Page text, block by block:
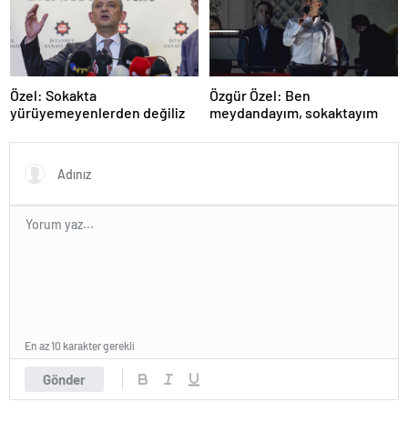
Özel: Sokakta
yürüyemeyenlerden değiliz
Özgür Özel: Ben
meydandayım, sokaktayım
Gönder
En az 10 karakter gerekli